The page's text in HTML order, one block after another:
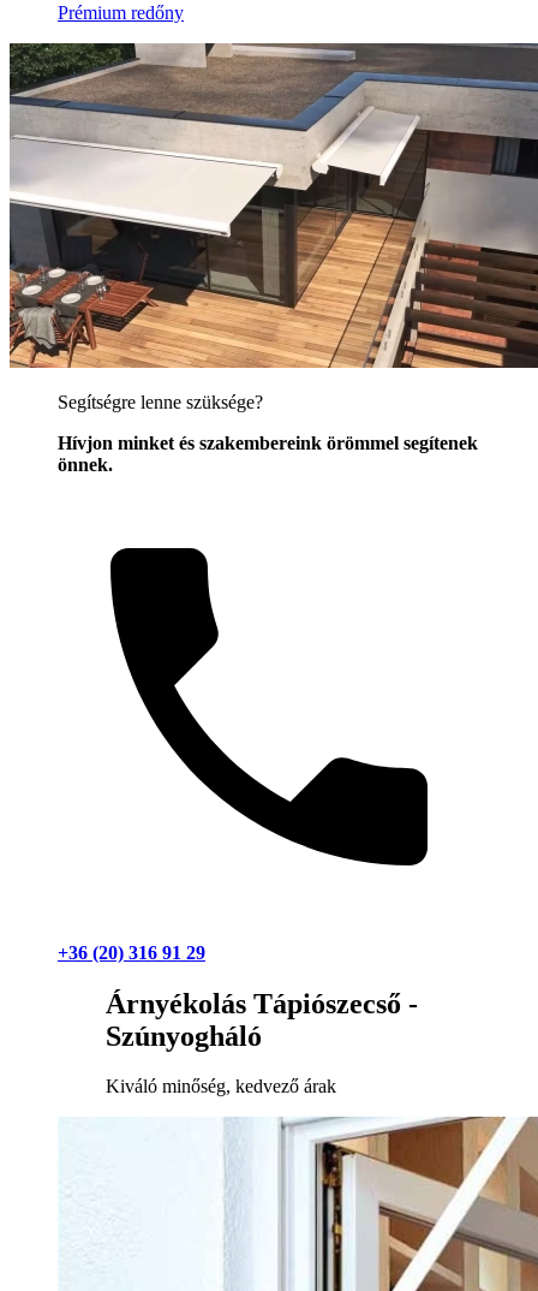
Prémium redőny
Segítségre lenne szüksége?
Hívjon minket és szakembereink örömmel segítenek
önnek.
+36 (20) 316 91 29
Árnyékolás Tápiószecső -
Szúnyogháló
Kiváló minőség, kedvező árak